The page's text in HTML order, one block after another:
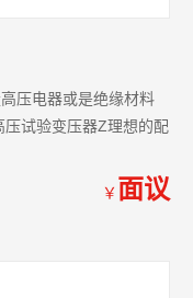
压电器或是绝缘材料
试验变压器Z理想的配
￥ 面议